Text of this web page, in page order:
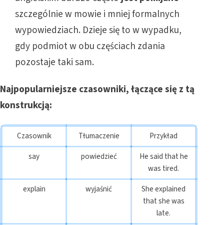
szczególnie w mowie i mniej formalnych
wypowiedziach. Dzieje się to w wypadku,
gdy podmiot w obu częściach zdania
pozostaje taki sam.
Najpopularniejsze czasowniki, łączące się z tą
konstrukcją:
Czasownik Tłumaczenie
Przykład
say
powiedzieć
He said that he
was tired.
explain
wyjaśnić
She explained
that she was
late.